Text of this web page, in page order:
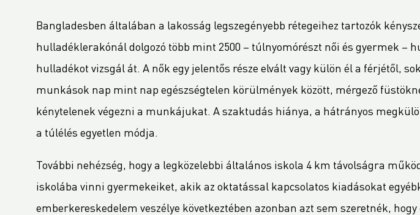
Bangladesben általában a lakosság legszegényebb rétegeihez tartozók
hulladéklerakónál dolgozó több mint 2500 – túlnyomórészt női és gyermek
hulladékot vizsgál át. A nők egy jelentős része elvált vagy külön él a férjétől,
munkások nap mint nap egészségtelen körülmények között, mérgező
kénytelenek végezni a munkájukat. A szaktudás hiánya, a hátrányos
a túlélés egyetlen módja.
További nehézség, hogy a legközelebbi általános iskola 4 km távolságra
iskolába vinni gyermekeiket, akik az oktatással kapcsolatos kiadásokat
emberkereskedelem veszélye következtében azonban azt sem szeretnék,